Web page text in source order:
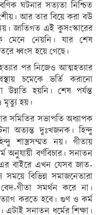
ঘটনার সত্যতা নিশ্চিত
আর তার বিয়ে করা বউ
জাতিগত এই কুসংস্কারের
মেনে নেয়নি। যার শেষ
ধ্বংস হয়ে গেছে।
পর নিজেও আত্মহত্যার
চমেকে ভর্তি করানো
উন্নতি হয়নি। শেষ পর্যন্ত
মৃত্যু হয়।
সমিতির সভাপতি অধ্যাপক
অত্যন্ত দুঃখজনক। হিন্দু
শাস্ত্রসম্মত নয়। গীতায়
অনুযায়ী বর্ণবিচার। সনাতন
এর বাইরে এখন যেসব জাত-
বিভিন্ন সমাজনেতারা
বেদ-গীতা সমর্থন করে না।
করতে হবে। গুণ ও কর্ম
সনাতন ধর্মের শিক্ষা।